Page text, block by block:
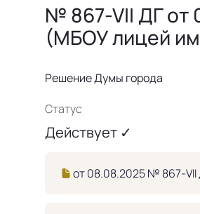
№ 867-VII ДГ от
(МБОУ лицей
Решение Думы города
Статус
Действует ✓
от 08.08.2025 № 867-VII